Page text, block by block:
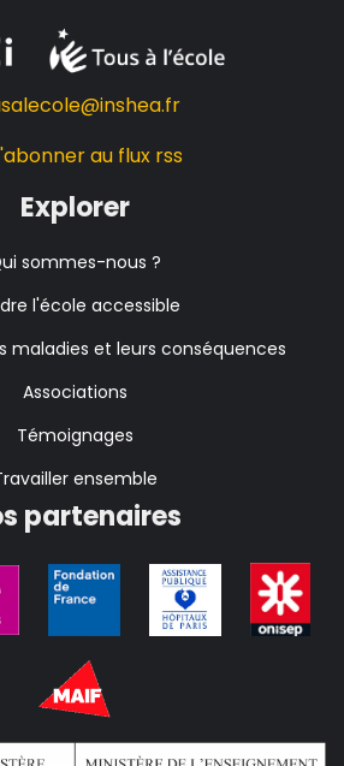
au flux rss
Explorer
sommes-nous ?
l'école accessible
maladies et leurs conséquences
Associations
Témoignages
ensemble
partenaires